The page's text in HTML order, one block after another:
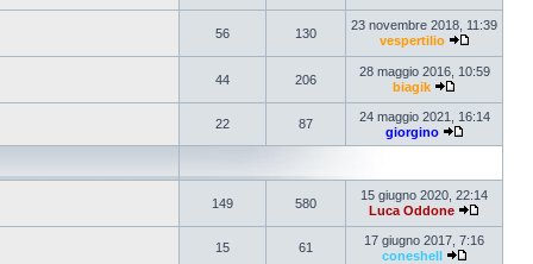
56 130
23 novembre 2018, 11:39
vespertilio
44 206
28 maggio 2016, 10:59
biagik
22 87
24 maggio 2021, 16:14
giorgino
149 580
15 giugno 2020, 22:14
Luca Oddone
15 61
17 giugno 2017, 7:16
coneshell